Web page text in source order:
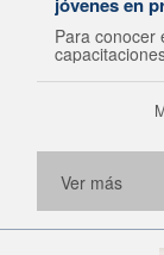
Para conocer
Ver más